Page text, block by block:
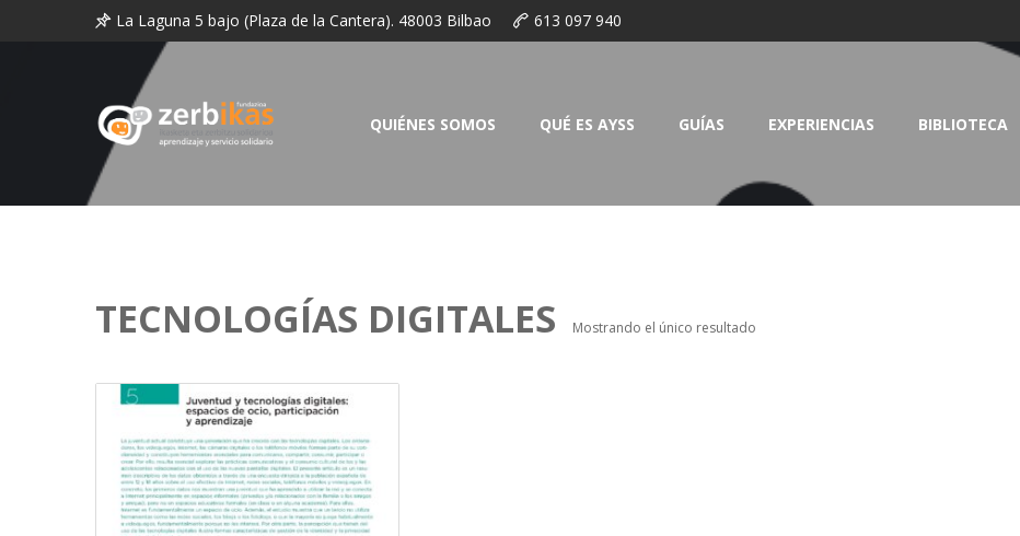
La Laguna 5 bajo (Plaza de la Cantera). 48003 Bilbao 613 097 940
QUIÉNES SOMOS QUÉ ES AYSS GUÍAS EXPERIENCIAS BIBLIOTECA
TECNOLOGÍAS DIGITALES Mostrando el único resultado